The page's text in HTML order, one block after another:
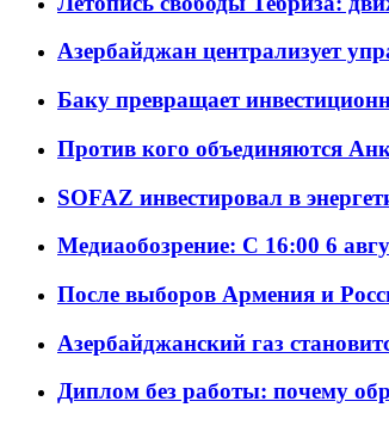
Азербайджан централизует
Баку превращает
Против кого объединяются
SOFAZ инвестировал в
Медиаобозрение: С 16:00 6
После выборов Армения и
Азербайджанский газ
Диплом без работы: почему